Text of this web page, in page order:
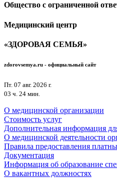
Общество с ограниченной
Медицинский центр
«ЗДОРОВАЯ СЕМЬЯ»
zdorovsemya.ru - официальный сайт
Пт. 07 авг. 2026 г.
03 ч. 24 мин.
О медицинской организации
Стоимость услуг
Дополнительная информация
О медицинской деятельности
Правила предоставления
Документация
Информация об образование
О вакантных должностях